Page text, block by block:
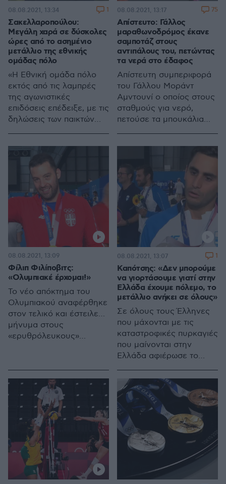
Σακελλαροπούλου:
Μεγάλη χαρά σε δύσκολες
ώρες από το ασημένιο
μετάλλιο της εθνικής
ομάδας πόλο
«Η Εθνική ομάδα πόλο
εκτός από τις λαμπρές
της αγωνιστικές
επιδόσεις επέδειξε, με τις
δηλώσεις των παικτών
μεταξύ άλλων, στα μέσα
κοινωνικής δικτύωσης η
Πρόεδρος της
Δημοκρατίας
08.08.2021, 13:34 1
Απίστευτο: Γάλλος
μαραθωνοδρόμος έκανε
σαμποτάζ στους
αντιπάλους του, πετώντας
τα νερά στο έδαφος
Απίστευτη συμπεριφορά
του Γάλλου Μοράντ
Αμντουνί ο οποίος στους
σταθμούς για νερό,
πετούσε τα μπουκάλια
08.08.2021, 13:17 75
Φίλιπ Φιλίποβιτς:
«Ολυμπιακέ έρχομαι!»
Το νέο απόκτημα του
Ολυμπιακού αναφέρθηκε
στον τελικό και έστειλε…
μήνυμα στους
«ερυθρόλευκους»
08.08.2021, 13:09
Καπότσης: «Δεν μπορούμε
να γιορτάσουμε γιατί στην
Ελλάδα έχουμε πόλεμο, το
μετάλλιο ανήκει σε όλους»
Σε όλους τους Έλληνες
που μάχονται με τις
καταστροφικές πυρκαγιές
που μαίνονται στην
Ελλάδα αφιέρωσε το
Ολυμπιακών Αγώνων ο
Μάριος Καπότσης
08.08.2021, 13:07 1